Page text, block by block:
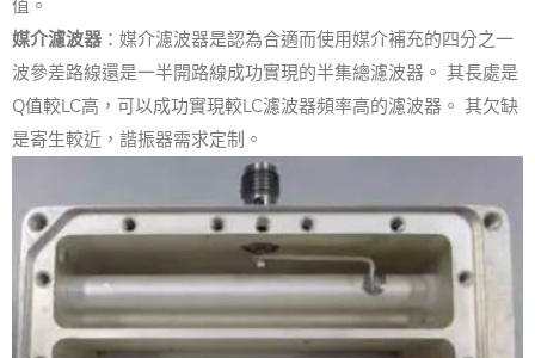
值。
媒介濾波器 ：媒介濾波器是認為合適而使用媒介補充的四分之一
波參差路線還是一半開路線成功實現的半集總濾波器。 其長處是
Q值較LC高，可以成功實現較LC濾波器頻率高的濾波器。 其欠缺
是寄生較近，諧振器需求定制。